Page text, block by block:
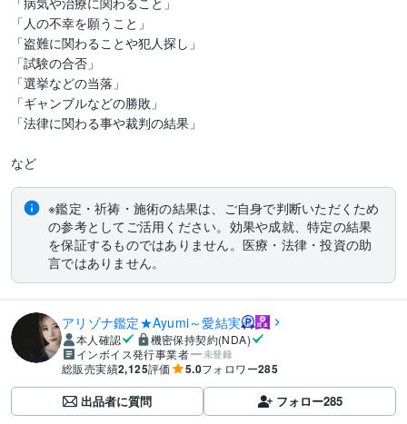
「人の不幸を願うこと」
「盗難に関わることや犯人探し」
「試験の合否」
「選挙などの当落」
「ギャンブルなどの勝敗」
「法律に関わる事や裁判の結果」
など
※鑑定・祈祷・施術の結果は、ご自身で判断いただくため
の参考としてご活用ください。効果や成就、特定の結果
を保証するものではありません。医療・法律・投資の助
言ではありません。
アリゾナ鑑定★Ayumi～愛結実
本人確認
機密保持契約(NDA)
インボイス発行事業者
未登録
総販売実績2,125評価 5.0フォロワー285
出品者に質問 フォロー285